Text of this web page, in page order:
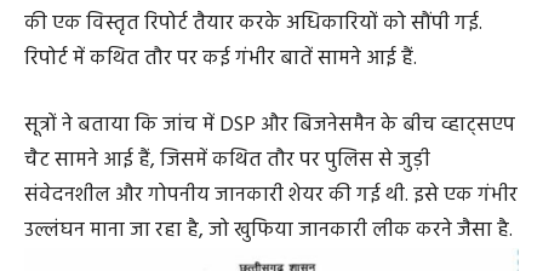
की एक विस्तृत रिपोर्ट तैयार करके अधिकारियों को सौंपी गई.
रिपोर्ट में कथित तौर पर कई गंभीर बातें सामने आई हैं.
सूत्रों ने बताया कि जांच में DSP और बिजनेसमैन के बीच व्हाट्सएप
चैट सामने आई हैं, जिसमें कथित तौर पर पुलिस से जुड़ी
संवेदनशील और गोपनीय जानकारी शेयर की गई थी. इसे एक गंभीर
उल्लंघन माना जा रहा है, जो खुफिया जानकारी लीक करने जैसा है.